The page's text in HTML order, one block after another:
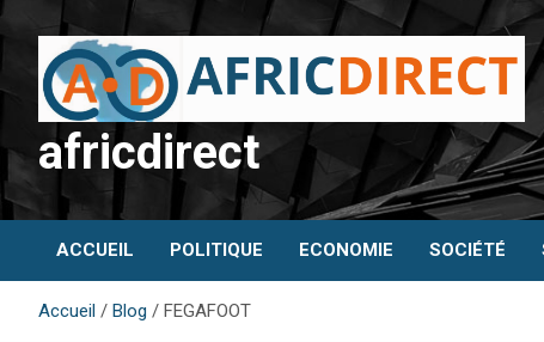
Aller
contenu
africdirect
ACCUEIL POLITIQUE ECONOMIE SOCIÉTÉ
Accueil Blog FEGAFOOT